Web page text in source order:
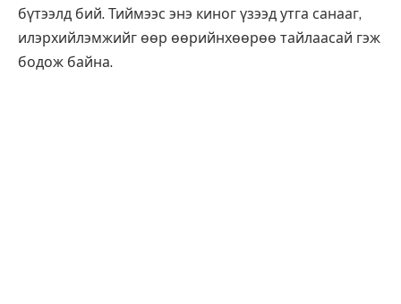
бүтээлд бий. Тиймээс энэ киног үзээд утга санааг,
илэрхийлэмжийг өөр өөрийнхөөрөө тайлаасай гэж
бодож байна.